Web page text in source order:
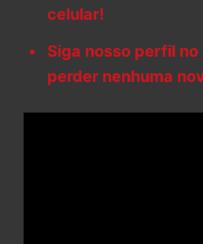
celular!
Siga nosso perfil
perder nenhuma